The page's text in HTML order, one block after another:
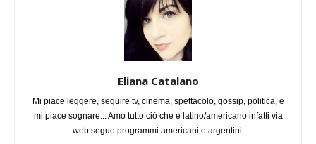
Eliana Catalano
Mi piace leggere, seguire tv, cinema, spettacolo, gossip, politica, e
mi piace sognare... Amo tutto ciò che è latino/americano infatti via
web seguo programmi americani e argentini.